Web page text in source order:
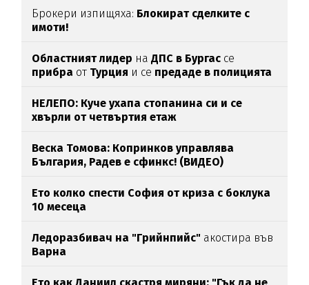
Брокери изпищяха: Блокират сделките с
имоти!
Областният лидер наДПС в Бургас се
прибра от Турция и се предаде в полицията
НЕЛЕПО: Куче ухапа стопанина си и се
хвърли от четвъртия етаж
Веска Томова: Копринков управлява
България, Радев е сфинкс! (ВИДЕО)
Ето колко спести София от криза с боклука
10 месеца
Ледоразбивач на "Грийнпийс" акостира във
Варна